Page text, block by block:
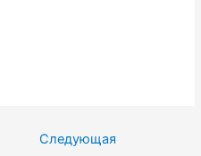
Следующая